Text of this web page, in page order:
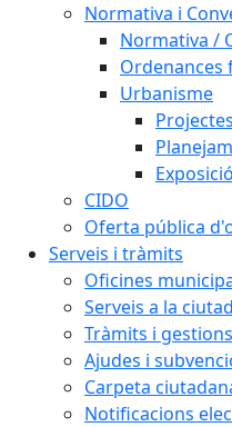
Normativa i
Normativa /
Ordenances
Urbanisme
CIDO
Oferta pública
Serveis i tràmits
Oficines
Serveis a la
Tràmits i gestions
Ajudes i
Carpeta
Notificacions